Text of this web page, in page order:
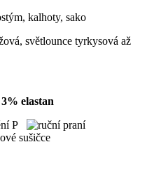
kalhoty, sako
světlounce tyrkysová až
elastan